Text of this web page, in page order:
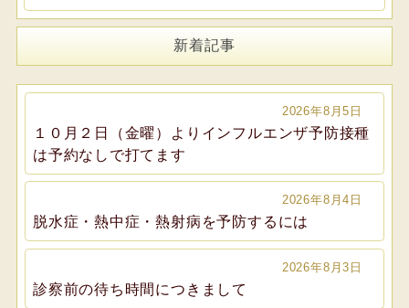
新着記事
2026年8月5日
１０月２日（金曜）よりインフルエンザ予防接種
は予約なしで打てます
2026年8月4日
脱水症・熱中症・熱射病を予防するには
2026年8月3日
診察前の待ち時間につきまして